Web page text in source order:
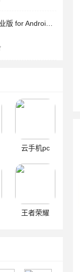
云手机pc
王者荣耀